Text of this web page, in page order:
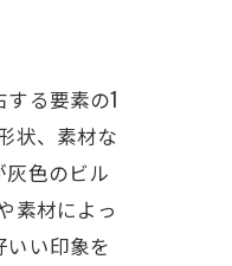
る要素の1
状、素材な
色のビル
素材によっ
い印象を